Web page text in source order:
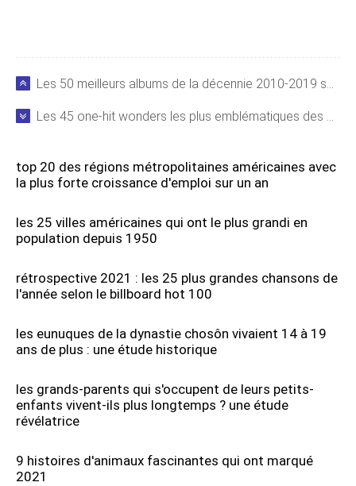
Les 50 meilleurs albums de la décennie 2010-2019 selon les critiques Metacritic
Les 45 one-hit wonders les plus emblématiques des 50 dernières années
top 20 des régions métropolitaines américaines avec
la plus forte croissance d'emploi sur un an
les 25 villes américaines qui ont le plus grandi en
population depuis 1950
rétrospective 2021 : les 25 plus grandes chansons de
l'année selon le billboard hot 100
les eunuques de la dynastie chosôn vivaient 14 à 19
ans de plus : une étude historique
les grands-parents qui s'occupent de leurs petits-
enfants vivent-ils plus longtemps ? une étude
révélatrice
9 histoires d'animaux fascinantes qui ont marqué
2021